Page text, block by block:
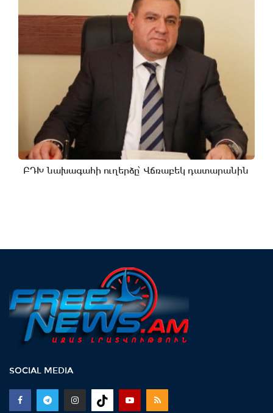
ԲԴԽ նախագահի ուղերձը՝ Վճռաբեկ դատարանին
SOCIAL MEDIA